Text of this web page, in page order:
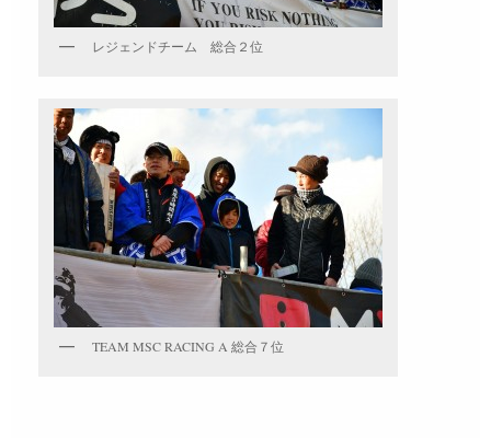
レジェンドチーム 総合２位
TEAM MSC RACING A 総合７位